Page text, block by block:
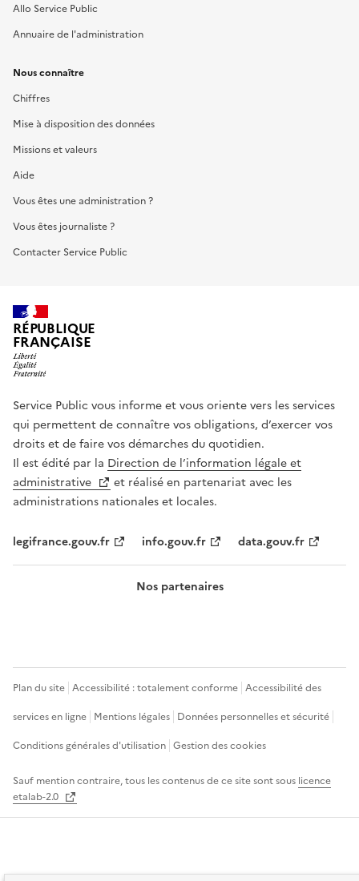
Allo Service Public
Annuaire de l'administration
Nous connaître
Chiffres
Mise à disposition des données
Missions et valeurs
Aide
Vous êtes une administration ?
Vous êtes journaliste ?
Contacter Service Public
RÉPUBLIQUE
FRANÇAISE
Service Public vous informe et vous oriente vers les services
qui permettent de connaître vos obligations, d’exercer vos
droits et de faire vos démarches du quotidien.
Il est édité par la Direction de l’information légale et
administrative
et réalisé en partenariat avec les
administrations nationales et locales.
legifrance.gouv.fr info.gouv.fr data.gouv.fr
Nos partenaires
Plan du site Accessibilité : totalement conforme Accessibilité des
services en ligne Mentions légales Données personnelles et sécurité
Conditions générales d'utilisation Gestion des cookies
Sauf mention contraire, tous les contenus de ce site sont sous licence
etalab-2.0